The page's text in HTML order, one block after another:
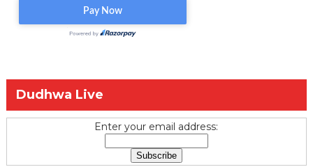
Dudhwa Live
Enter your email address: